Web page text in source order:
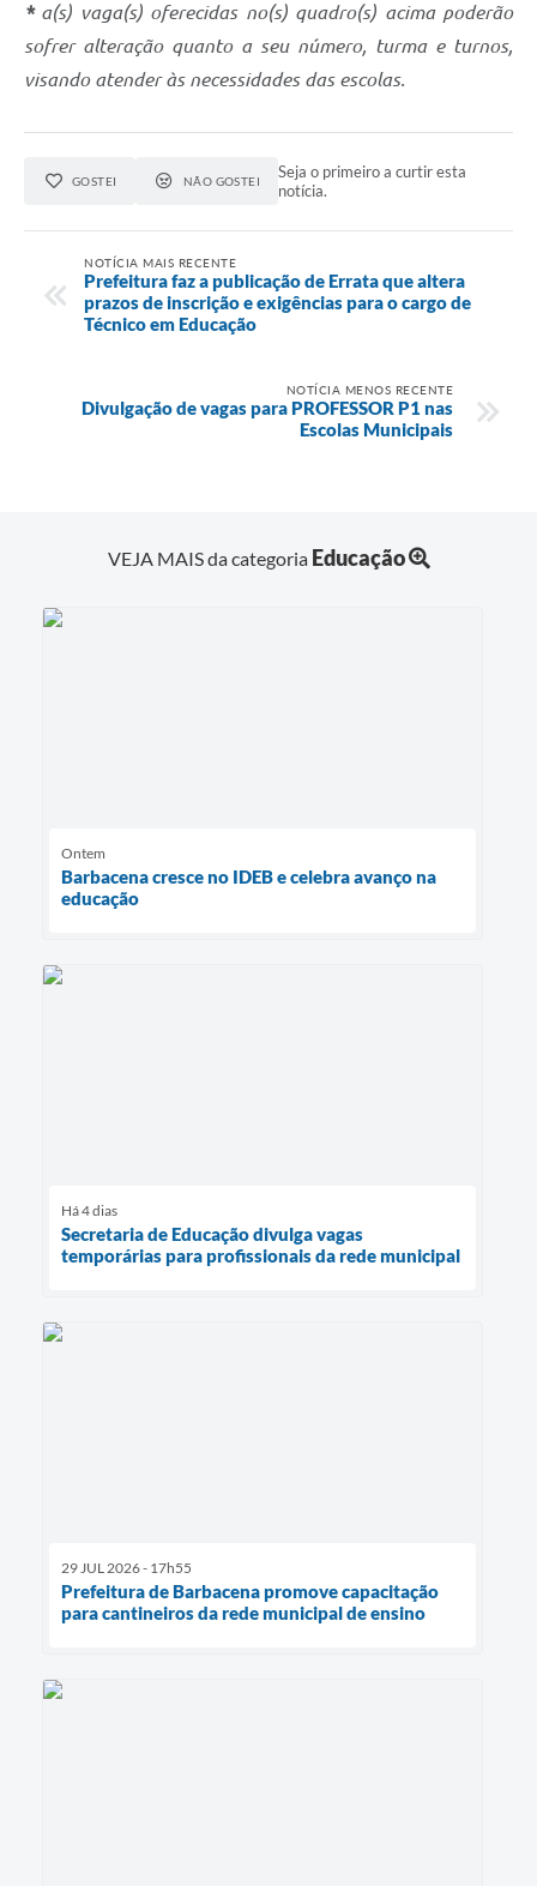
*a(s) vaga(s) oferecidas no(s) quadro(s) acima poderão
sofrer alteração quanto a seu número, turma e turnos,
visando atender às necessidades das escolas.
GOSTEI NÃO GOSTEI
Seja o primeiro a curtir esta
notícia.
NOTÍCIA MAIS RECENTE
Prefeitura faz a publicação de Errata que altera
prazos de inscrição e exigências para o cargo de
Técnico em Educação
NOTÍCIA MENOS RECENTE
Divulgação de vagas para PROFESSOR P1 nas
Escolas Municipais
VEJA MAIS da categoria Educação
Ontem
Barbacena cresce no IDEB e celebra avanço na
educação
Há 4 dias
Secretaria de Educação divulga vagas
temporárias para profissionais da rede municipal
29 JUL 2026 - 17h55
Prefeitura de Barbacena promove capacitação
para cantineiros da rede municipal de ensino